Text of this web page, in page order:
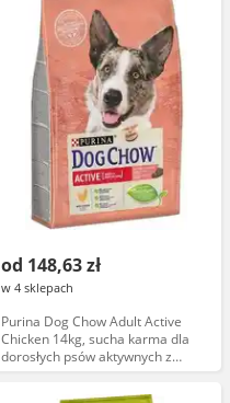
od 148,63 zł
w 4 sklepach
Purina Dog Chow Adult Active
Chicken 14kg, sucha karma dla
dorosłych psów aktywnych z
kurczakiem